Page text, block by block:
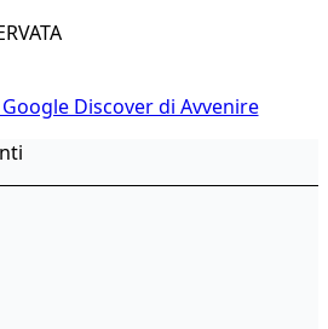
Discover di Avvenire